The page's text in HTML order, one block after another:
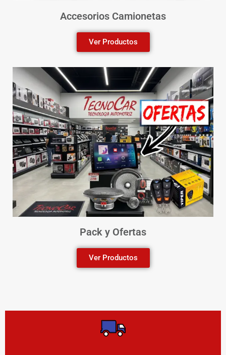
Accesorios Camionetas
Ver Productos
Pack y Ofertas
Ver Productos